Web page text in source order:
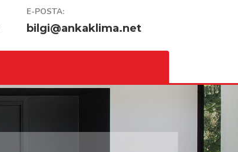
E-POSTA:
bilgi@ankaklima.net